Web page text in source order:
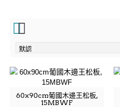
60x90cm葡國木邊王松板,
15MBWF